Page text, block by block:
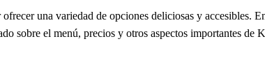
una variedad de opciones deliciosas y accesibles.
sobre el menú, precios y otros aspectos importantes de